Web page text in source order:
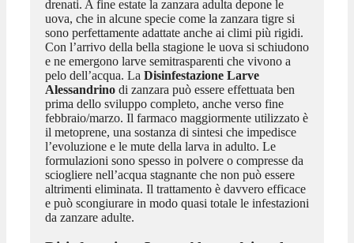
drenati. A fine estate la zanzara adulta depone le
uova, che in alcune specie come la zanzara tigre si
sono perfettamente adattate anche ai climi più rigidi.
Con l’arrivo della bella stagione le uova si schiudono
e ne emergono larve semitrasparenti che vivono a
pelo dell’acqua. La Disinfestazione Larve
Alessandrinodi zanzara può essere effettuata ben
prima dello sviluppo completo, anche verso fine
febbraio/marzo. Il farmaco maggiormente utilizzato è
il metoprene, una sostanza di sintesi che impedisce
l’evoluzione e le mute della larva in adulto. Le
formulazioni sono spesso in polvere o compresse da
sciogliere nell’acqua stagnante che non può essere
altrimenti eliminata. Il trattamento è davvero efficace
e può scongiurare in modo quasi totale le infestazioni
da zanzare adulte.